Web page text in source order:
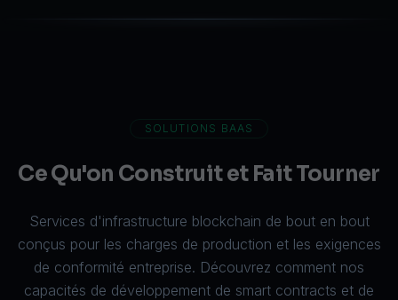
SOLUTIONS BAAS
Ce Qu'on Construit et Fait Tourner
Services d'infrastructure blockchain de bout en bout
conçus pour les charges de production et les exigences
de conformité entreprise. Découvrez comment nos
capacités de développement de smart contracts et de